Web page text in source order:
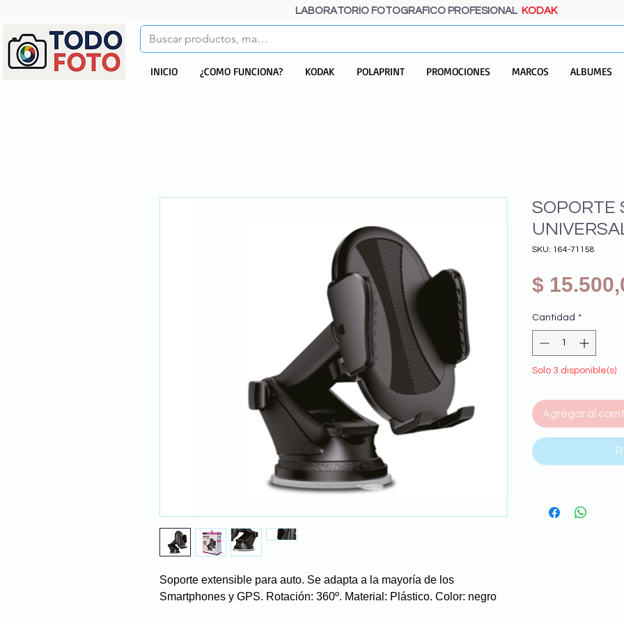
LABORATORIO FOTOGRAFICO PROFESIONAL KODAK
INICIO ¿COMO FUNCIONA? KODAK POLAPRINT PROMOCIONES MARCOS ALBUMES
Soporte extensible para auto. Se adapta a la mayoría de los
Smartphones y GPS. Rotación: 360º. Material: Plástico. Color: negro
SOPORTE
SKU: 164-71158
$
Cantidad *
Solo 3 disponible(s)
Agregar al